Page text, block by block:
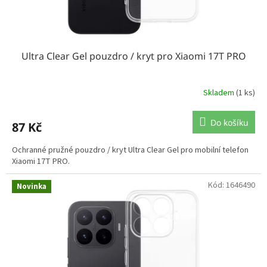
Ultra Clear Gel pouzdro / kryt pro Xiaomi 17T PRO
Skladem (1 ks)
87 Kč Do košíku
Ochranné pružné pouzdro / kryt Ultra Clear Gel pro mobilní telefon
Xiaomi 17T PRO.
Novinka Kód: 1646490